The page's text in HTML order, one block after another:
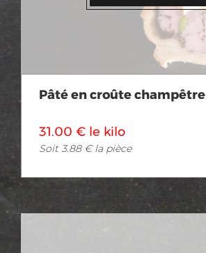
Pâté en croûte champêtre
31.00 € le kilo
Soit 3.88 € la pièce